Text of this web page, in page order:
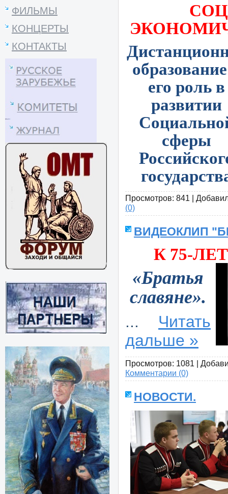
ФИЛЬМЫ
КОНЦЕРТЫ
КОНТАКТЫ
его роль в
развитии
сферы
Просмотров: 841 |
(0)
ВИДЕОКЛИП
К 75-
«Братья
славяне».
... Читать
дальше »
Просмотров: 1081 |
Комментарии (0)
НОВОСТИ.